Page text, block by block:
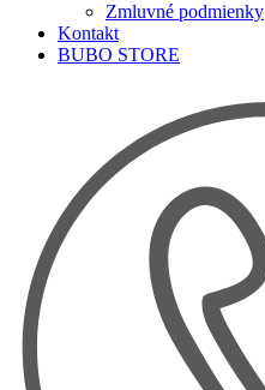
Zmluvné podmienky
Kontakt
BUBO STORE